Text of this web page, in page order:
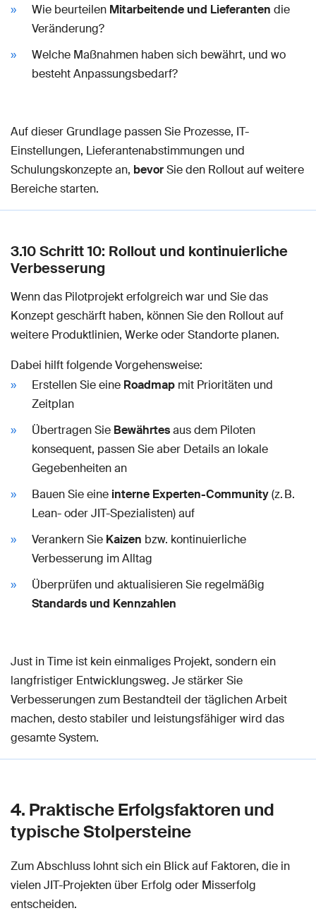
Wie beurteilen Mitarbeitende und Lieferanten die
Veränderung?
Welche Maßnahmen haben sich bewährt, und wo
besteht Anpassungsbedarf?
Auf dieser Grundlage passen Sie Prozesse, IT-
Einstellungen, Lieferantenabstimmungen und
Schulungskonzepte an, bevorSie den Rollout auf weitere
Bereiche starten.
3.10 Schritt 10: Rollout und kontinuierliche
Verbesserung
Wenn das Pilotprojekt erfolgreich war und Sie das
Konzept geschärft haben, können Sie den Rollout auf
weitere Produktlinien, Werke oder Standorte planen.
Dabei hilft folgende Vorgehensweise:
Erstellen Sie eine Roadmap mit Prioritäten und
Zeitplan
Übertragen Sie Bewährtesaus dem Piloten
konsequent, passen Sie aber Details an lokale
Gegebenheiten an
Bauen Sie eine interne Experten-Community(z. B.
Lean- oder JIT-Spezialisten) auf
Verankern Sie Kaizen bzw. kontinuierliche
Verbesserung im Alltag
Überprüfen und aktualisieren Sie regelmäßig
Standards und Kennzahlen
Just in Time ist kein einmaliges Projekt, sondern ein
langfristiger Entwicklungsweg. Je stärker Sie
Verbesserungen zum Bestandteil der täglichen Arbeit
machen, desto stabiler und leistungsfähiger wird das
gesamte System.
4. Praktische Erfolgsfaktoren und
typische Stolpersteine
Zum Abschluss lohnt sich ein Blick auf Faktoren, die in
vielen JIT-Projekten über Erfolg oder Misserfolg
entscheiden.